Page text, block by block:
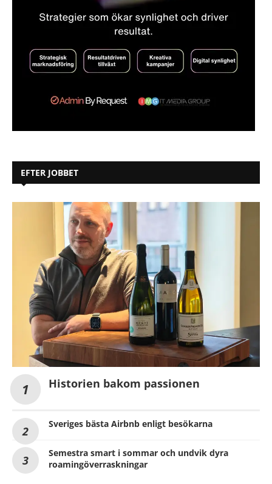
EFTER JOBBET
Historien bakom passionen
Sveriges bästa Airbnb enligt besökarna
Semestra smart i sommar och undvik dyra
roamingöverraskningar